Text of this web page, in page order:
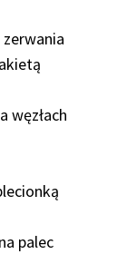
węzłach
palec